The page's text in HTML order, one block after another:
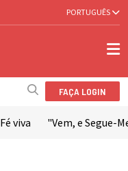
PORTUGUÊS
FAÇA LOGIN
Fé viva "Vem, e Segue-